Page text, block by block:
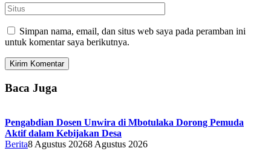
Simpan nama, email, dan situs web saya pada peramban ini
untuk komentar saya berikutnya.
Baca Juga
Pengabdian Dosen Unwira di Mbotulaka Dorong Pemuda
Aktif dalam Kebijakan Desa
Berita8 Agustus 20268 Agustus 2026